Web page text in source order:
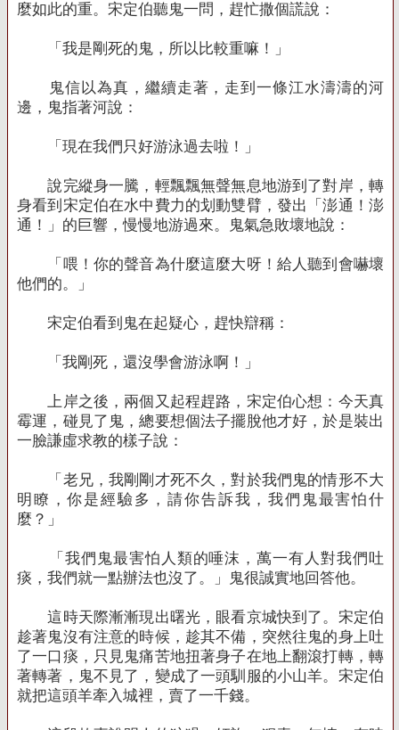
麼如此的重。宋定伯聽鬼一問，趕忙撒個謊說：
「我是剛死的鬼，所以比較重嘛！」
鬼信以為真，繼續走著，走到一條江水濤濤的河
邊，鬼指著河說：
「現在我們只好游泳過去啦！」
說完縱身一騰，輕飄飄無聲無息地游到了對岸，轉
身看到宋定伯在水中費力的划動雙臂，發出「澎通！澎
通！」的巨響，慢慢地游過來。鬼氣急敗壞地說：
「喂！你的聲音為什麼這麼大呀！給人聽到會嚇壞
他們的。」
宋定伯看到鬼在起疑心，趕快辯稱：
「我剛死，還沒學會游泳啊！」
上岸之後，兩個又起程趕路，宋定伯心想：今天真
霉運，碰見了鬼，總要想個法子擺脫他才好，於是裝出
一臉謙虛求教的樣子說：
「老兄，我剛剛才死不久，對於我們鬼的情形不大
明瞭，你是經驗多，請你告訴我，我們鬼最害怕什
麼？」
「我們鬼最害怕人類的唾沫，萬一有人對我們吐
痰，我們就一點辦法也沒了。」鬼很誠實地回答他。
這時天際漸漸現出曙光，眼看京城快到了。宋定伯
趁著鬼沒有注意的時候，趁其不備，突然往鬼的身上吐
了一口痰，只見鬼痛苦地扭著身子在地上翻滾打轉，轉
著轉著，鬼不見了，變成了一頭馴服的小山羊。宋定伯
就把這頭羊牽入城裡，賣了一千錢。